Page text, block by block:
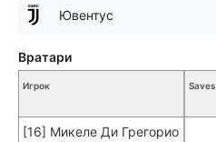
Ювентус
Игрок Saves
[16] Микеле Ди Грегорио
Вратари